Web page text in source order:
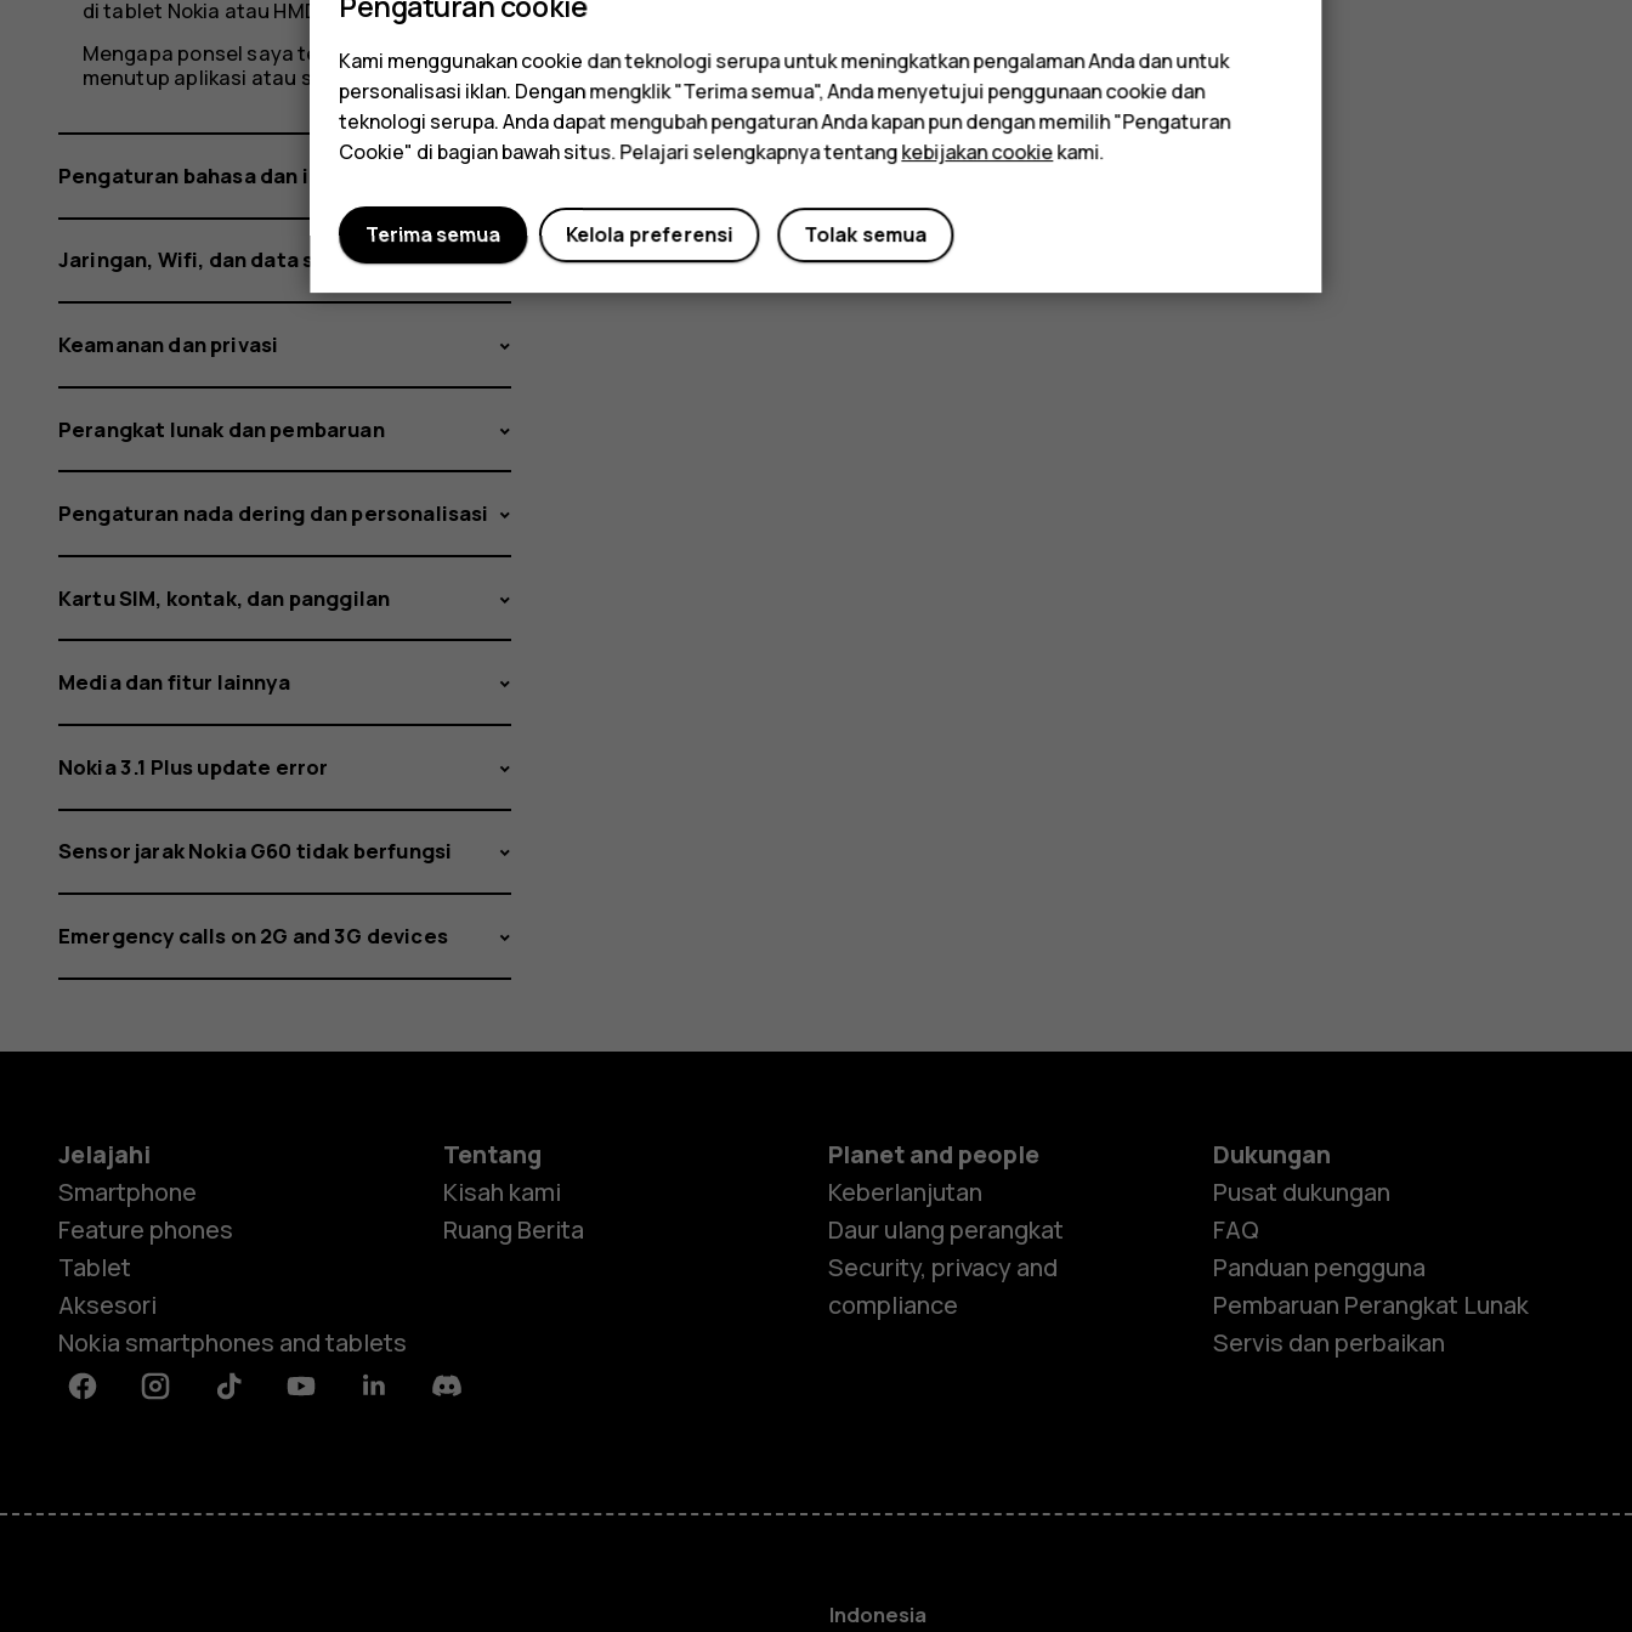
Smartphone
di tablet Nokia atau HMD saya?
Mengapa ponsel saya terasa hangat,
menutup aplikasi atau sesekali melambat?
Pengaturan bahasa dan input
Jaringan, Wifi, dan data seluler
Keamanan dan privasi
Perangkat lunak dan pembaruan
Pengaturan nada dering dan personalisasi
Kartu SIM, kontak, dan panggilan
Media dan fitur lainnya
Nokia 3.1 Plus update error
Sensor jarak Nokia G60 tidak berfungsi
Emergency calls on 2G and 3G devices
Jelajahi
Smartphone
Feature phones
Tablet
Aksesori
Nokia smartphones and tablets
Tentang
Kisah kami
Ruang Berita
Planet and people
Keberlanjutan
Daur ulang perangkat
Security, privacy and
compliance
Dukungan
Pusat dukungan
FAQ
Panduan pengguna
Pembaruan Perangkat Lunak
Servis dan perbaikan
FacebookInstagramTiktok YoutubeLinkedinDiscord
Indonesia
Kami menggunakan cookie dan teknologi serupa untuk meningkatkan pengalaman Anda dan untuk
personalisasi iklan. Dengan mengklik "Terima semua", Anda menyetujui penggunaan cookie dan
teknologi serupa. Anda dapat mengubah pengaturan Anda kapan pun dengan memilih "Pengaturan
Cookie" di bagian bawah situs. Pelajari selengkapnya tentangkebijakan cookiekami.
Tolak semua
Kelola preferensi
Terima semua